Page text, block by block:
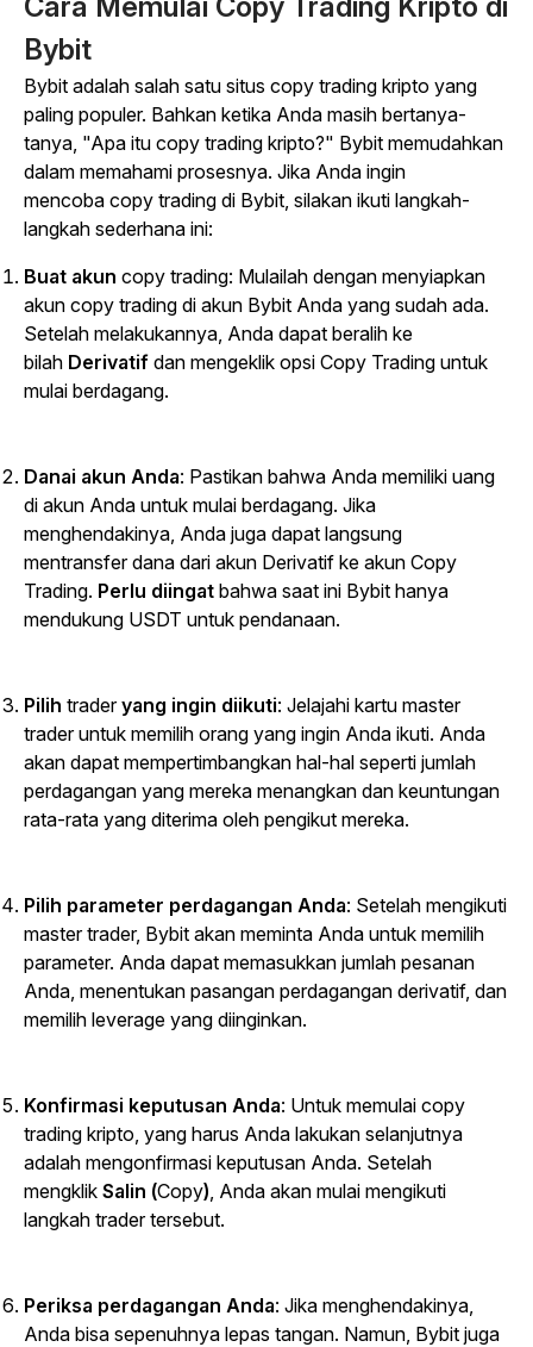
Bybit
Bybit adalah salah satu situs copy trading kripto yang
paling populer. Bahkan ketika Anda masih bertanya-
tanya, "Apa itu copy trading kripto?" Bybit memudahkan
dalam memahami prosesnya. Jika Anda ingin
mencoba copy trading di Bybit, silakan ikuti langkah-
langkah sederhana ini:
Buat akun copy trading: Mulailah dengan menyiapkan
akun copy trading di akun Bybit Anda yang sudah ada.
Setelah melakukannya, Anda dapat beralih ke
bilah Derivatif dan mengeklik opsi Copy Trading untuk
mulai berdagang.
Danai akun Anda: Pastikan bahwa Anda memiliki uang
di akun Anda untuk mulai berdagang. Jika
menghendakinya, Anda juga dapat langsung
mentransfer dana dari akun Derivatif ke akun Copy
Trading. Perlu diingat bahwa saat ini Bybit hanya
mendukung USDT untuk pendanaan.
Pilih traderyang ingin diikuti: Jelajahi kartu master
trader untuk memilih orang yang ingin Anda ikuti. Anda
akan dapat mempertimbangkan hal-hal seperti jumlah
perdagangan yang mereka menangkan dan keuntungan
rata-rata yang diterima oleh pengikut mereka.
Pilih parameter perdagangan Anda: Setelah mengikuti
master trader, Bybit akan meminta Anda untuk memilih
parameter. Anda dapat memasukkan jumlah pesanan
Anda, menentukan pasangan perdagangan derivatif, dan
memilih leverage yang diinginkan.
Konfirmasi keputusan Anda: Untuk memulai copy
trading kripto, yang harus Anda lakukan selanjutnya
adalah mengonfirmasi keputusan Anda. Setelah
mengklik Salin (Copy), Anda akan mulai mengikuti
langkah tradertersebut.
Periksa perdagangan Anda: Jika menghendakinya,
Anda bisa sepenuhnya lepas tangan. Namun, Bybit juga